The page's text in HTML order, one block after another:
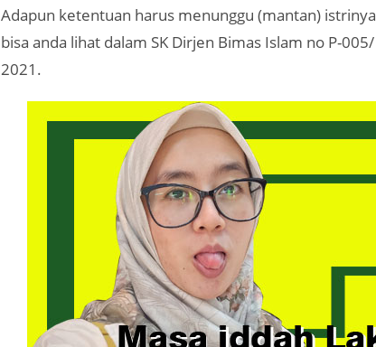
Adapun ketentuan harus menunggu (mantan)
bisa anda lihat dalam SK Dirjen Bimas Islam no P-
2021.